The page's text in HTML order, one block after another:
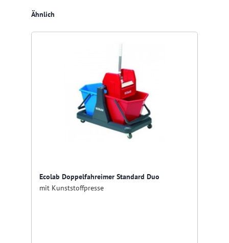
Produktgalerie überspringen
Ähnlich
Ecolab Doppelfahreimer Standard Duo
mit Kunststoffpresse